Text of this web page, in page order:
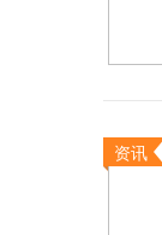
资讯